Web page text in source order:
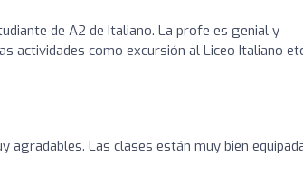
de A2 de Italiano. La profe es genial y
actividades como excursión al Liceo Italiano
Las clases están muy bien